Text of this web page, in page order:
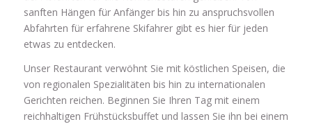
sanften Hängen für Anfänger bis hin zu anspruchsvollen
Abfahrten für erfahrene Skifahrer gibt es hier für jeden
etwas zu entdecken.
Unser Restaurant verwöhnt Sie mit köstlichen Speisen, die
von regionalen Spezialitäten bis hin zu internationalen
Gerichten reichen. Beginnen Sie Ihren Tag mit einem
reichhaltigen Frühstücksbuffet und lassen Sie ihn bei einem